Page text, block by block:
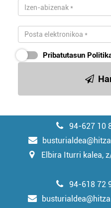
Pribatutasun
94-627 10
Elbira Iturri kalea,
94-618 72